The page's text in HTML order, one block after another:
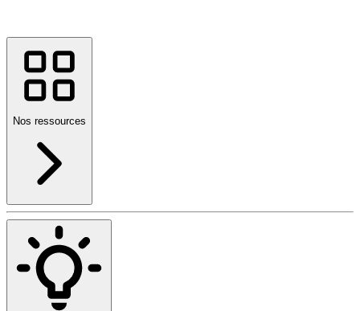
Nos ressources